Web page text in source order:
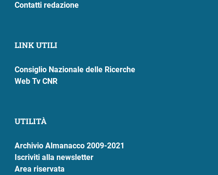
Contatti redazione
LINK UTILI
Consiglio Nazionale delle Ricerche
Web Tv CNR
UTILITÀ
Archivio Almanacco 2009-2021
Iscriviti alla newsletter
Area riservata